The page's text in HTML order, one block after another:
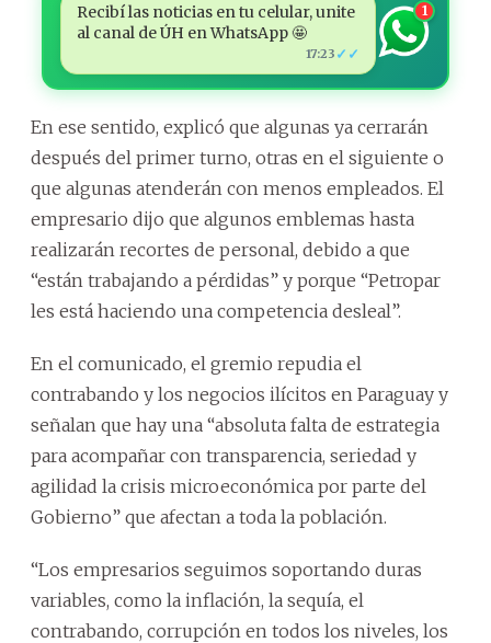
Recibí las noticias en tu celular, unite
al canal de ÚH en WhatsApp 🤩
17:23 ✓✓
1
En ese sentido, explicó que algunas ya cerrarán
después del primer turno, otras en el siguiente o
que algunas atenderán con menos empleados. El
empresario dijo que algunos emblemas hasta
realizarán recortes de personal, debido a que
“están trabajando a pérdidas” y porque “Petropar
les está haciendo una competencia desleal”.
En el comunicado, el gremio repudia el
contrabando y los negocios ilícitos en Paraguay y
señalan que hay una “absoluta falta de estrategia
para acompañar con transparencia, seriedad y
agilidad la crisis microeconómica por parte del
Gobierno” que afectan a toda la población.
“Los empresarios seguimos soportando duras
variables, como la inflación, la sequía, el
contrabando, corrupción en todos los niveles, los